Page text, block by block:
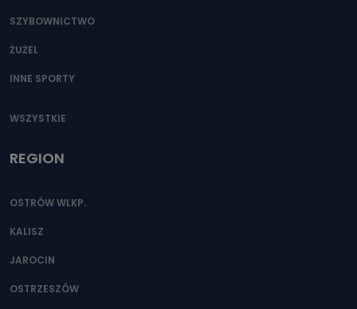
SZYBOWNICTWO
ŻUŻEL
INNE SPORTY
WSZYSTKIE
REGION
OSTRÓW WLKP.
KALISZ
JAROCIN
OSTRZESZÓW